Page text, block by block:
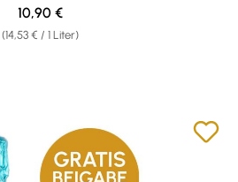
(14,53 € / 1 Liter)
Regulärer Preis:
10,90 €